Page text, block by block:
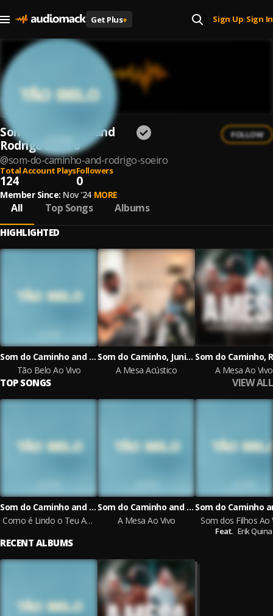
Get Plus+ Sign Up| Sign In
Som do Caminho and
Rodrigo Soeiro
@som-do-caminho-and-rodrigo-soeiro
FOLLOW
Total Account Plays
124
Followers
0
Member Since: Nov '24 MORE
All Top Songs Albums
HIGHLIGHTED
Som do Caminho and Jow Felix
Tão Belo Ao Vivo
Som do Caminho, Juninho Mercedes and Debora Dom
A Mesa Acústico
A Mesa Ao Vivo
TOP SONGS VIEW ALL
Som do Caminho and Jow Felix
Como é Lindo o Teu Amor Ao Vivo
Som do Caminho and Rodrigo Soeiro
A Mesa Ao Vivo
Som dos Filhos Ao
Feat. Erik Quina
RECENT ALBUMS